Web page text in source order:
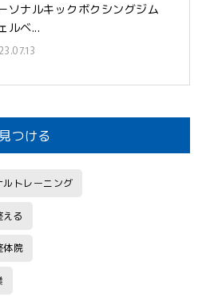
ソナルキックボクシングジム
ルベ...
つける
トレーニング
る
体院